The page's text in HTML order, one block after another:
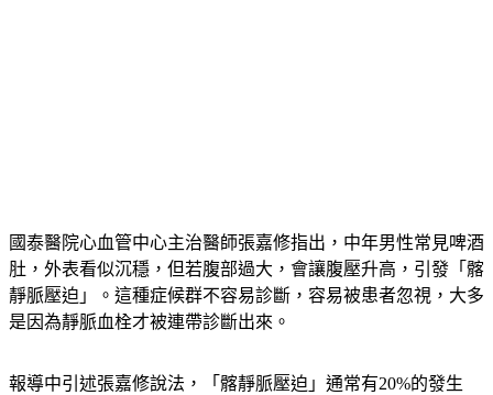
國泰醫院心血管中心主治醫師張嘉修指出，中年男性常見啤酒
肚，外表看似沉穩，但若腹部過大，會讓腹壓升高，引發「髂
靜脈壓迫」。這種症候群不容易診斷，容易被患者忽視，大多
是因為靜脈血栓才被連帶診斷出來。
報導中引述張嘉修說法，「髂靜脈壓迫」通常有20%的發生